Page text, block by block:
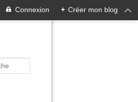
Connexion + Créer mon blog